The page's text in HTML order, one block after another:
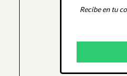
Recibe en tu